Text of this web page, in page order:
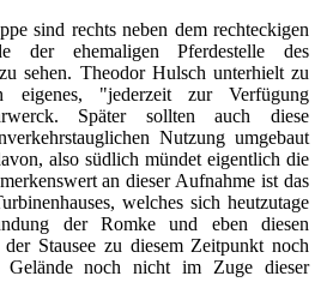
sind rechts neben dem rechteckigen
der ehemaligen Pferdestelle des
sehen. Theodor Hulsch unterhielt zu
"jederzeit zur Verfügung
Später sollten auch diese
Nutzung umgebaut
also südlich mündet eigentlich die
an dieser Aufnahme ist das
welches sich heutzutage
der Romke und eben diesen
Stausee zu diesem Zeitpunkt noch
noch nicht im Zuge dieser